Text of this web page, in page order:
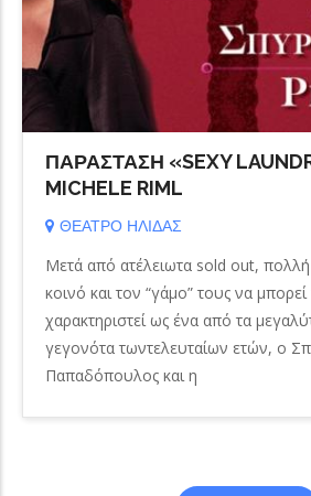
ΠΑΡΑΣΤΑΣΗ «SEXY
MICHELE RIML
ΘΕΑΤΡΟ ΗΛΙΔΑΣ
Μετά από ατέλειωτα sold out,
κοινό και τον “γάμο” τους να
χαρακτηριστεί ως ένα από τα
γεγονότα τωντελευταίων ετών, ο
Παπαδόπουλος και η